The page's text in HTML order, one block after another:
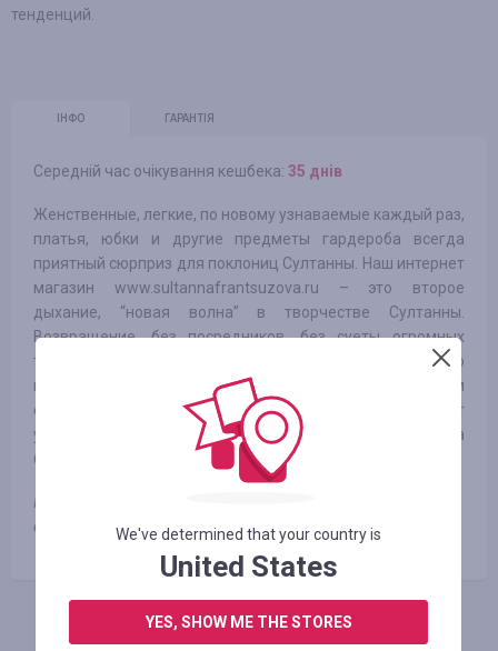
тенденций.
ІНФО ГАРАНТІЯ
Середній час очікування кешбека: 35 днів
Женственные, легкие, по новому узнаваемые каждый раз,
платья, юбки и другие предметы гардероба всегда
приятный сюрприз для поклониц Султанны. Наш интернет
магазин www.sultannafrantsuzova.ru – это второе
дыхание, “новая волна” в творчестве Султанны.
Возвращение, без посредников, без суеты огромных
торговых центров к прямому диалогу и созданию
небольших, почти персональных коллекций – вот над чем
сейчас работает наша команда. Нет границ, нет
условностей, нет даже часов работы... есть только мечта
быть красивой и неповторимой.
Примечание:
оплачивается по ставке 4%
АВТОРИЗУЙТЕСЬ, ЩОБ ЗАЛИШИТИ ВІДГУК
We've determined that your country is
United States
YES, SHOW ME THE STORES